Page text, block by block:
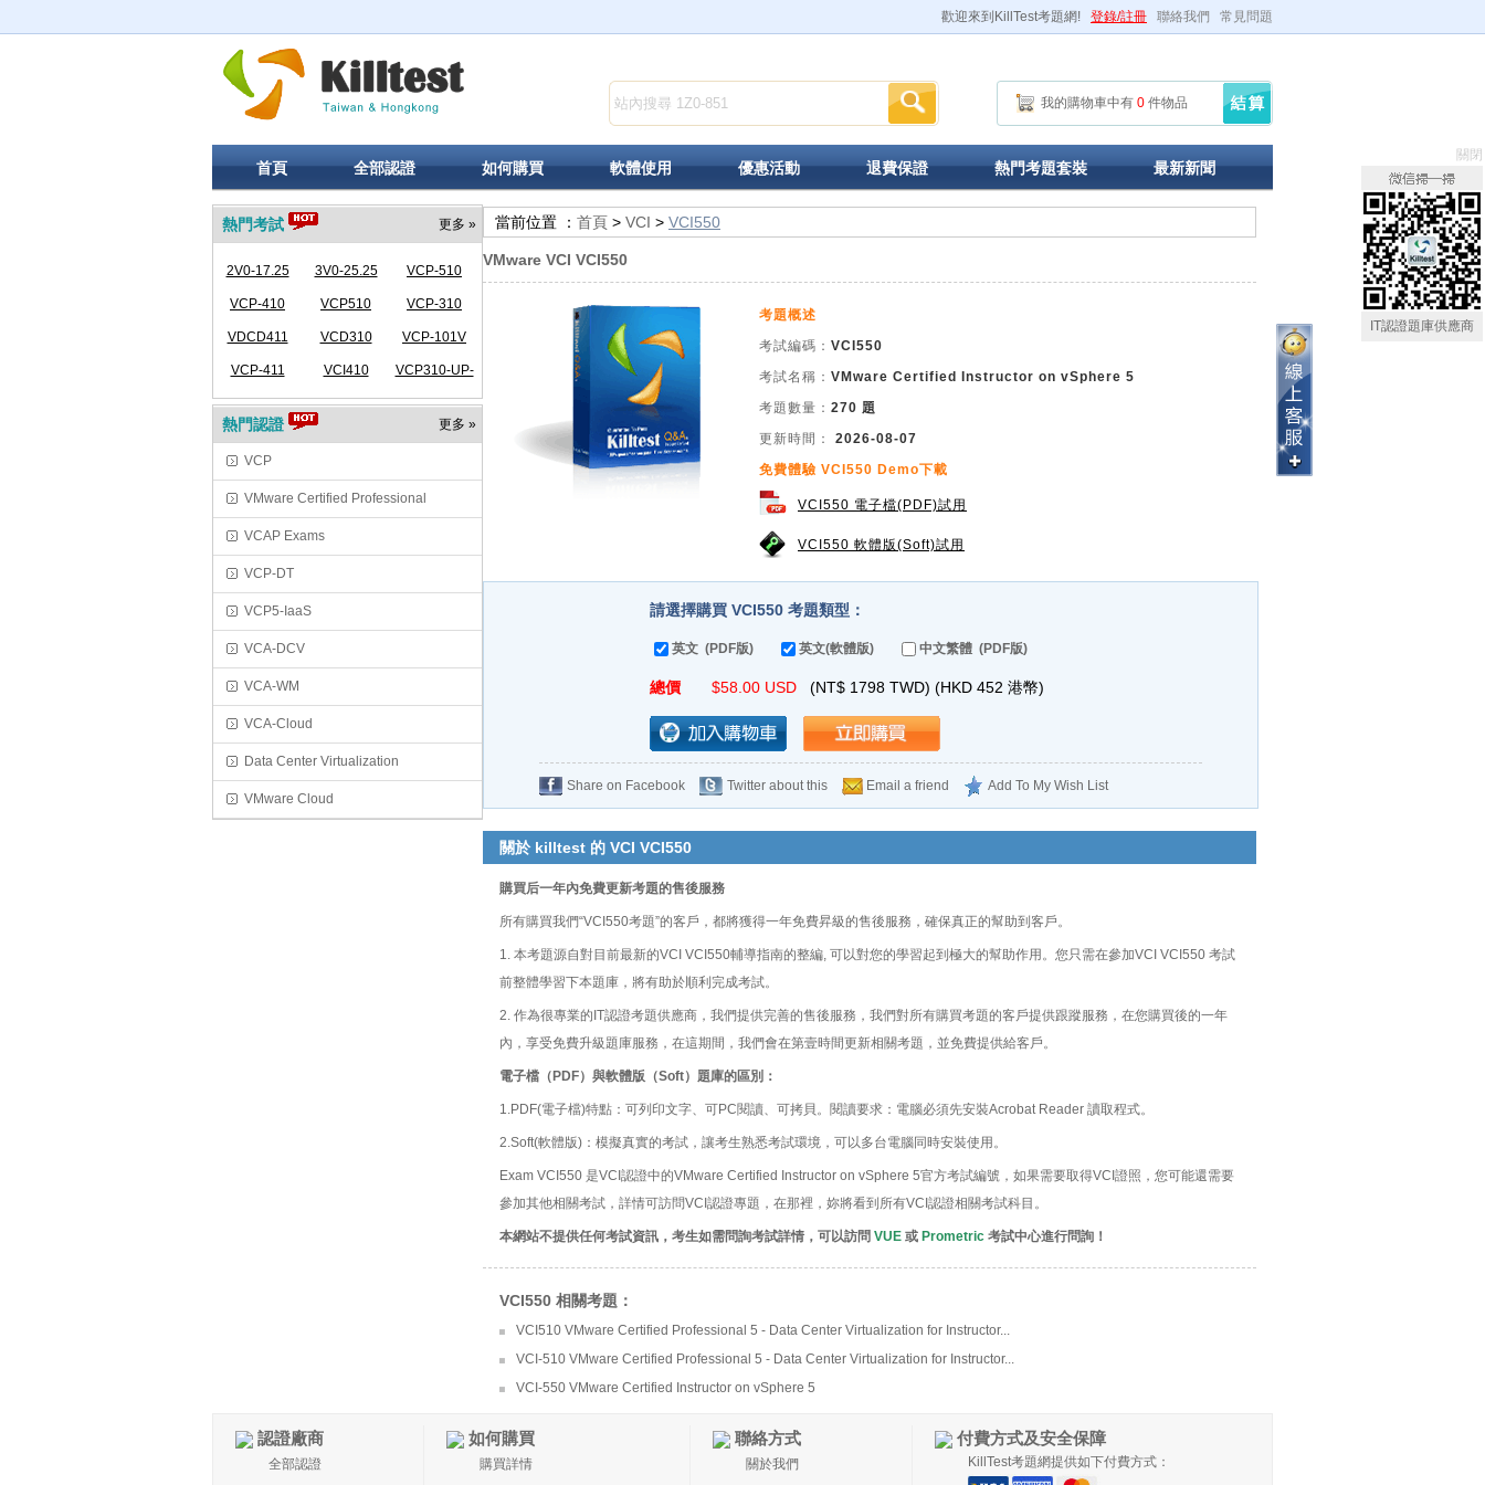
關閉
IT認證題庫供應商
歡迎來到KillTest考題網! 登錄/註冊 聯絡我們 常見問題
我的購物車中有 0 件物品
首頁 全部認證 如何購買 軟體使用 優惠活動 退費保證 熱門考題套裝 最新新聞
更多 »
熱門考試
2V0-17.25 3V0-25.25 VCP-510
VCP-410 VCP510 VCP-310
VDCD411 VCD310 VCP-101V
VCP-411 VCI410 VCP310-UP-
VCP410
更多 »
熱門認證
VCP
VMware Certified Professional
VCAP Exams
VCP-DT
VCP5-IaaS
VCA-DCV
VCA-WM
VCA-Cloud
Data Center Virtualization
VMware Cloud
當前位置 ： 首頁 > VCI > VCI550
VMware VCI VCI550
考題概述
考試編碼： VCI550
考試名稱： VMware Certified Instructor on vSphere 5
考題數量： 270 題
更新時間：
2026-08-07
免費體驗 VCI550 Demo下載
VCI550 電子檔(PDF)試用
VCI550 軟體版(Soft)試用
請選擇購買 VCI550 考題類型：
英文 (PDF版) 英文(軟體版) 中文繁體 (PDF版)
總價 $58.00 USD (NT$ 1798 TWD) (HKD 452 港幣)
Share on Facebook Twitter about this Email a friend Add To My Wish List
關於 killtest 的 VCI VCI550
購買后一年內免費更新考題的售後服務
所有購買我們“VCI550考題”的客戶，都將獲得一年免費昇級的售後服務，確保真正的幫助到客戶。
1. 本考題源自對目前最新的VCI VCI550輔導指南的整編, 可以對您的學習起到極大的幫助作用。您只需在參加VCI VCI550 考試
前整體學習下本題庫，將有助於順利完成考試。
2. 作為很專業的IT認證考題供應商，我們提供完善的售後服務，我們對所有購買考題的客戶提供跟蹤服務，在您購買後的一年
內，享受免費升級題庫服務，在這期間，我們會在第壹時間更新相關考題，並免費提供給客戶。
電子檔（PDF）與軟體版（Soft）題庫的區別：
1.PDF(電子檔)特點：可列印文字、可PC閱讀、可拷貝。閱讀要求：電腦必須先安裝Acrobat Reader 讀取程式。
2.Soft(軟體版)：模擬真實的考試，讓考生熟悉考試環境，可以多台電腦同時安裝使用。
Exam VCI550 是VCI認證中的VMware Certified Instructor on vSphere 5官方考試編號，如果需要取得VCI證照，您可能還需要
參加其他相關考試，詳情可訪問VCI認證專題，在那裡，妳將看到所有VCI認證相關考試科目。
本網站不提供任何考試資訊，考生如需問詢考試詳情，可以訪問 VUE 或 Prometric 考試中心進行問詢！
VCI550 相關考題：
VCI510 VMware Certified Professional 5 - Data Center Virtualization for Instructor...
VCI-510 VMware Certified Professional 5 - Data Center Virtualization for Instructor...
VCI-550 VMware Certified Instructor on vSphere 5
認證廠商
全部認證
如何購買
購買詳情
聯絡方式
關於我們
付費方式及安全保障
KillTest考題網提供如下付費方式：